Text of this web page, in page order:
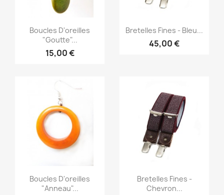
Aperçu rapide
Boucles D'oreilles
"Goutte"...
15,00 €
Aperçu rapide
Bretelles Fines - Bleu...
45,00 €
Aperçu rapide
Boucles D'oreilles
"Anneau"...
Aperçu rapide
Bretelles Fines -
Chevron...